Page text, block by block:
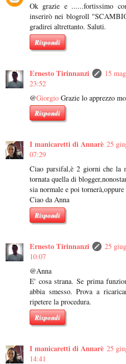
Ok grazie e ......fortissimo
inserirò nei blogroll
gradirei altrettanto. Saluti.
Rispondi
Ernesto Tirinnanzi
15
23:52
@Giorgio Grazie lo apprezzo
Rispondi
I manicaretti di Annarè 25
07:29
Ciao parsifal,è 2 giorni che la
tornata quella di
sia normale e poi
Ciao da Anna
Rispondi
Ernesto Tirinnanzi
25
10:07
@Anna
E' cosa strana. Se prima
abbia smesso. Prova a
ripetere la procedura.
Rispondi
I manicaretti di Annarè 25
14:41